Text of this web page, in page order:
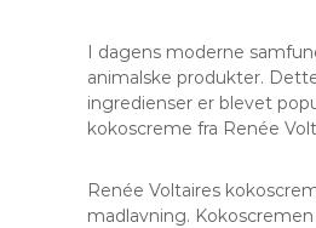
I dagens moderne
animalske produkter.
ingredienser er blevet
kokoscreme fra Renée
Renée Voltaires
madlavning.